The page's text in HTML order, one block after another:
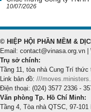
10/07/2026
© HIỆP HỘI PHẦN MỀM &
Email: contact@vinasa.org.vn
Trụ sở chính:
Tầng 11, tòa nhà Cung Trí
Link bản đồ: ///
Điện thoại: (024) 3577 2336 -
Văn phòng Tp. Hồ Chí Minh:
Tầng 4, Tòa nhà QTSC, 97-